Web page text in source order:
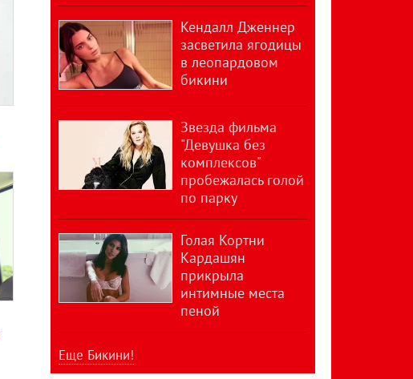
Кендалл Дженнер
засветила ягодицы
в леопардовом
бикини
Звезда фильма
"Девушка без
комплексов"
пробежалась голой
по парку
Голая Кортни
Кардашян
прикрыла
интимные места
пеной
Еще Бикини!